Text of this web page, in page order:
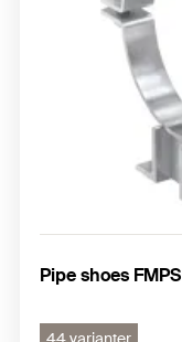
Pipe shoes FMPS